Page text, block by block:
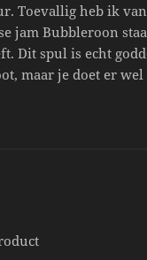
Toevallig heb ik
jam Bubbleroon
Dit spul is echt
maar je doet er wel